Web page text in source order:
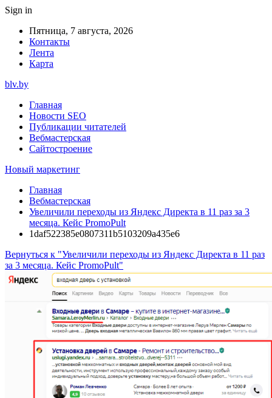
Sign in
Пятница, 7 августа, 2026
Контакты
Лента
Карта
blv.by
Главная
Новости SEO
Публикации читателей
Вебмастерская
Сайтостроение
Новый маркетинг
Главная
Вебмастерская
Увеличили переходы из Яндекс Директа в 11 раз за 3
месяца. Кейс PromoPult
1daf522385e0807311b5103209a435e6
Вернуться к "Увеличили переходы из Яндекс Директа в 11 раз
за 3 месяца. Кейс PromoPult"